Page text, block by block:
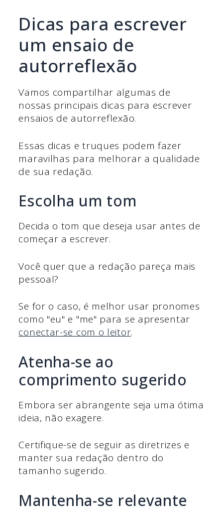
Dicas para escrever
um ensaio de
autorreflexão
Vamos compartilhar algumas de
nossas principais dicas para escrever
ensaios de autorreflexão.
Essas dicas e truques podem fazer
maravilhas para melhorar a qualidade
de sua redação.
Escolha um tom
Decida o tom que deseja usar antes de
começar a escrever.
Você quer que a redação pareça mais
pessoal?
Se for o caso, é melhor usar pronomes
como "eu" e "me" para se apresentar
conectar-se com o leitor.
Atenha-se ao
comprimento sugerido
Embora ser abrangente seja uma ótima
ideia, não exagere.
Certifique-se de seguir as diretrizes e
manter sua redação dentro do
tamanho sugerido.
Mantenha-se relevante